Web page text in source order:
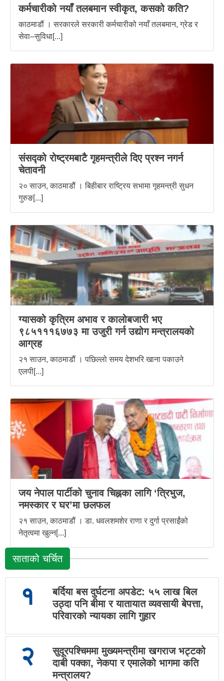
कर्मचारीको नयाँ तलबमान स्वीकृत, कसको कति?
काठमाडौं । सरकारले सरकारी कर्मचारीको नयाँ तलबमान, ग्रेड र
सेवा–सुविधा[...]
संसद्को रोष्ट्रमबाटै गृहमन्त्रीले दिए प्रश्न नगर्न
चेतावनी
२० साउन, काठमाडौं । बिहीबार राष्ट्रिय सभामा गृहमन्त्री सुधन
गुरुङ[...]
ग्यासको कृत्रिम अभाव र कालोबजारी भए
९८५१११६७७३ मा उजुरी गर्न उद्योग मन्त्रालयकाे
आग्रह
२१ साउन, काठमाडौं । पछिल्लो समय देशभरि खाना पकाउने
एलपी[...]
जय नेपाल पार्टीको चुनाव चिह्नका लागि ‘त्रिभुज,
नमस्कार र घर’मा छलफल
२१ साउन, काठमाडौं । डा. धवलशमशेर राणा र दुर्गा प्रसाईंको
नेतृत्वमा खुल्न[...]
साताको चर्चित
१
बर्दिया बस दुर्घटना अपडेट: ५५ लाख बिल
उठ्दा पनि बीमा र यातायात व्यवसायी बेपत्ता,
परिवारको न्यायका लागि गुहार
२
सुदूरपश्चिममा मुख्यमन्त्रीमा खगराज भट्टको
दाबी पक्का, नेकपा र एमालेको भागमा कति
मन्त्रालय?